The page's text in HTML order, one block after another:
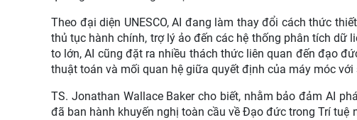
Theo đại diện UNESCO, AI đang làm thay đổi cách thức
thủ tục hành chính, trợ lý ảo đến các hệ thống phân tích dữ
to lớn, AI cũng đặt ra nhiều thách thức liên quan đến đạo
thuật toán và mối quan hệ giữa quyết định của máy móc
TS. Jonathan Wallace Baker cho biết, nhằm bảo đảm AI
đã ban hành khuyến nghị toàn cầu về Đạo đức trong Trí